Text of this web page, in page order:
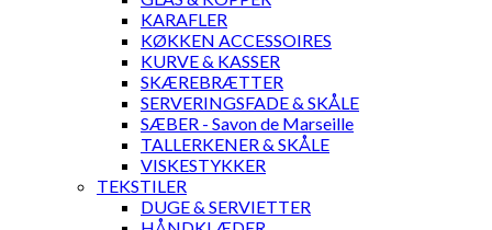
KARAFLER
KØKKEN ACCESSOIRES
KURVE & KASSER
SKÆREBRÆTTER
SERVERINGSFADE & SKÅLE
SÆBER - Savon de Marseille
TALLERKENER & SKÅLE
VISKESTYKKER
TEKSTILER
DUGE & SERVIETTER